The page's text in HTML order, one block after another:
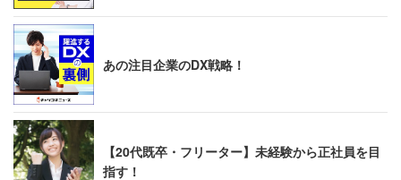
あの注目企業のDX戦略！
【20代既卒・フリーター】未経験から正社員を目
指す！